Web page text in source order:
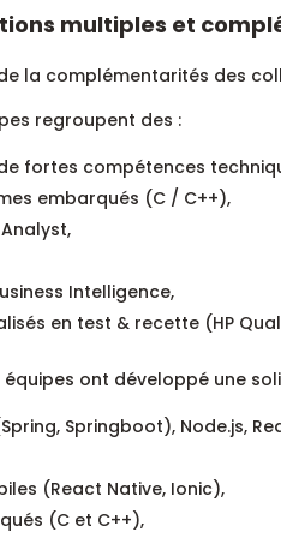
multiples et
la complémentarités des
regroupent des :
fortes compétences
embarqués (C / C++),
Intelligence,
en test & recette (HP
ont développé une
Springboot), Node.js,
(React Native, Ionic),
(C et C++),